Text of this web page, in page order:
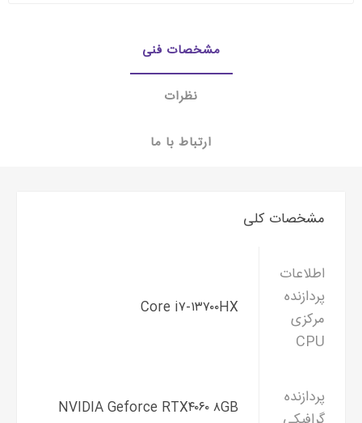
مشخصات فنی
نظرات
ارتباط با ما
مشخصات کلی
اطلاعات
پردازنده
مرکزی
CPU
Core i۷-۱۳۷۰۰HX
پردازنده
NVIDIA Geforce RTX۴۰۶۰ ۸GB